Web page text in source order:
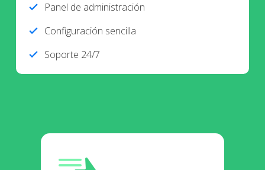
check Panel de administración
check Configuración sencilla
check Soporte 24/7